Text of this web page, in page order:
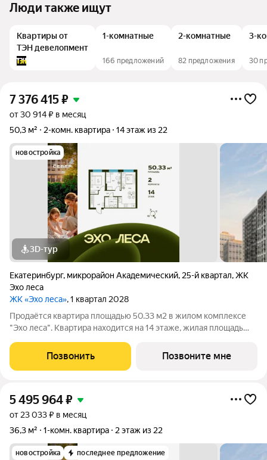
Люди также ищут
Квартиры от
ТЭН девелопмент
1-комнатные
166 предложений
2-комнатные
82 предложения
3-
30
7 376 415₽
от 30 914 ₽ в месяц
50,3 м²
2-комн. квартира 14 этаж из 22
новостройка
3D-тур
Екатеринбург, микрорайон Академический, 25-й квартал,ЖК
Эхо леса
ЖК «Эхо леса», 1 квартал 2028
Продаётся квартира площадью 50.33 м2 в жилом комплексе
"Эхо леса". Квартира находится на 14 этаже, жилая площадь
особенностей планировки изолированные комнаты с окнами
на одну сторону, 1
Позвонить Позвоните мне
5 495 964₽
от 23 033 ₽ в месяц
36,3 м²
1-комн. квартира 2 этаж из 22
новостройка последнее предложение